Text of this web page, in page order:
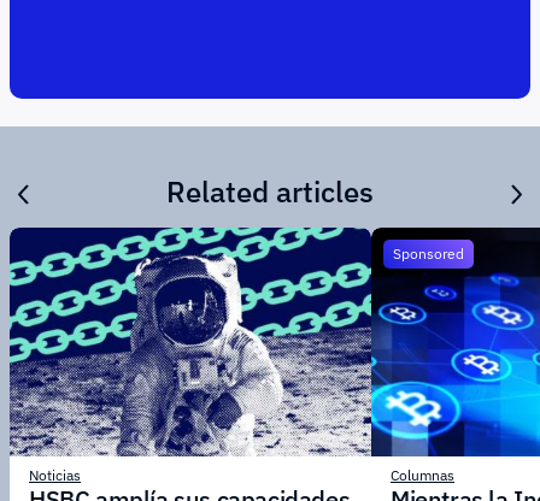
Related articles
Noticias
Sponsored
Columnas